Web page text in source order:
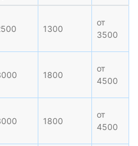
1300
от
3500
1800
от
4500
1800
от
4500